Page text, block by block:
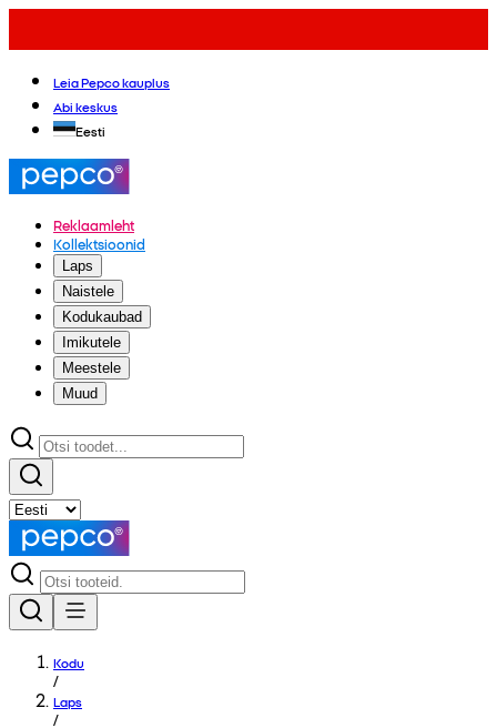
Leia Pepco kauplus
Abi keskus
Eesti
Reklaamleht
Kollektsioonid
Laps
Naistele
Kodukaubad
Imikutele
Meestele
Muud
Kodu
/
Laps
/